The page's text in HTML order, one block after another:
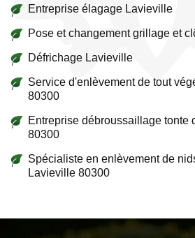
Entreprise élagage Lavieville
Pose et changement grillage et
Défrichage Lavieville
Service d'enlèvement de tout
80300
Entreprise débroussaillage tonte
80300
Spécialiste en enlèvement de
Lavieville 80300